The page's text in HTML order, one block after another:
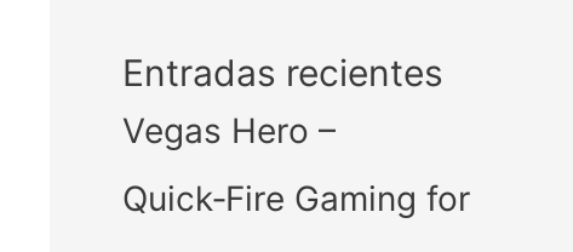
Entradas recientes
Vegas Hero –
Quick‑Fire Gaming for